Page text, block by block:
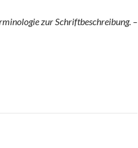
zur Schriftbeschreibung. –